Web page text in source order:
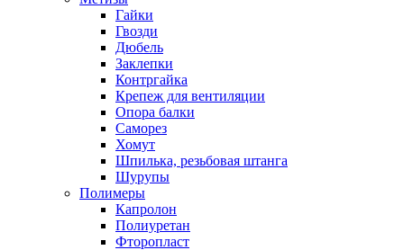
Гайки
Гвозди
Дюбель
Заклепки
Контргайка
Крепеж для вентиляции
Опора балки
Саморез
Хомут
Шпилька, резьбовая штанга
Шурупы
Полимеры
Капролон
Полиуретан
Фторопласт